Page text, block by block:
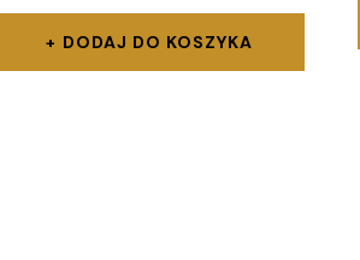
DODAJ DO KOSZYKA